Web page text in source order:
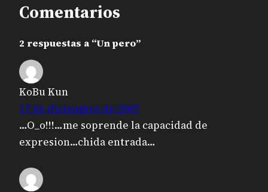
Comentarios
2 respuestas a “Un pero”
KoBu Kun
17 de diciembre de 2007
…O_o!!!…me soprende la capacidad de
expresion…chida entrada…